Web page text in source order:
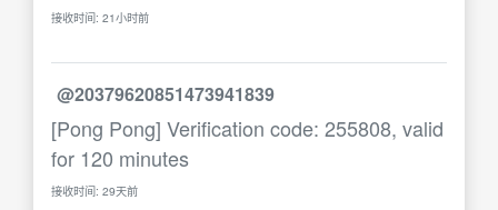
接收时间: 21小时前
@20379620851473941839
[Pong Pong] Verification code: 255808, valid
for 120 minutes
接收时间: 29天前